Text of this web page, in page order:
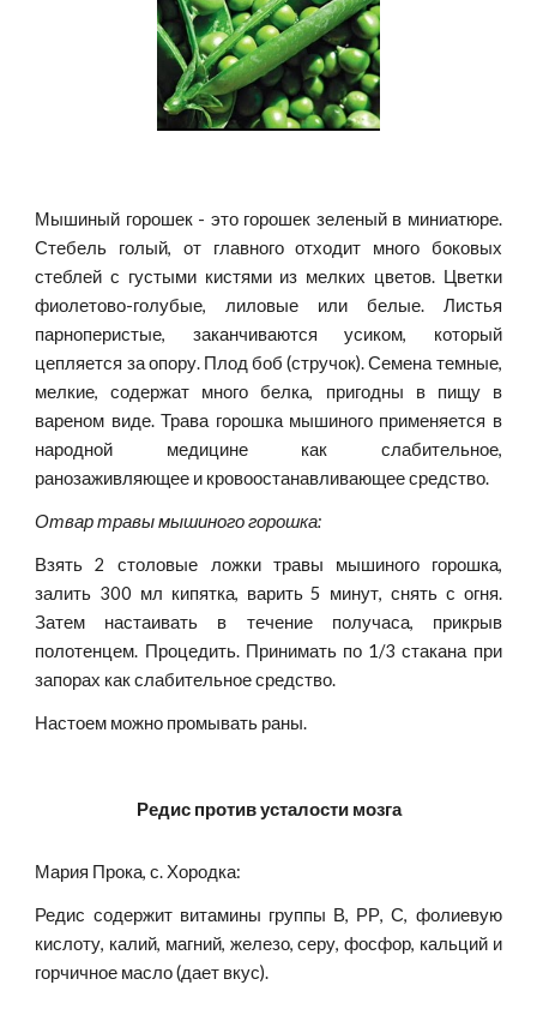
Мышиный горошек - это горошек зеленый в миниатюре.
Стебель голый, от главного отходит много боковых
стеблей с густыми кистями из мелких цветов. Цветки
фиолетово-голубые, лиловые или белые. Листья
парноперистые, заканчиваются усиком, который
цепляется за опору. Плод боб (стручок). Семена темные,
мелкие, содержат много белка, пригодны в пищу в
вареном виде. Трава горошка мышиного применяется в
народной медицине как слабительное,
ранозаживляющее и кровоостанавливающее средство.
Отвар травы мышиного горошка:
Взять 2 столовые ложки травы мышиного горошка,
залить 300 мл кипятка, варить 5 минут, снять с огня.
Затем настаивать в течение получаса, прикрыв
полотенцем. Процедить. Принимать по 1/3 стакана при
запорах как слабительное средство.
Настоем можно промывать раны.
Редис против усталости мозга
Мария Прока, с. Хородка:
Редис содержит витамины группы В, РР, С, фолиевую
кислоту, калий, магний, железо, серу, фосфор, кальций и
горчичное масло (дает вкус).